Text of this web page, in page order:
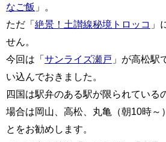
なご飯 」。
ただ「絶景！土讃線秘境トロッコ 」
せん。
今回は「サンライズ瀬戸 」が高松駅
い込んでおきました。
四国は駅弁のある駅が限られている
場合は岡山、高松、丸亀（朝10時～
とをお勧めします。